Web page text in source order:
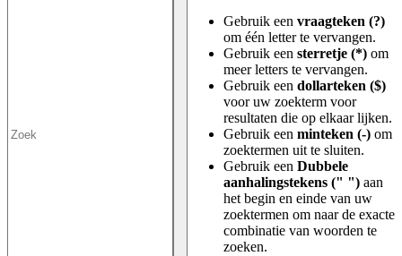
Gebruik een vraagteken (?)
om één letter te vervangen.
Gebruik een sterretje (*) om
meer letters te vervangen.
Gebruik een dollarteken ($)
voor uw zoekterm voor
resultaten die op elkaar lijken.
Gebruik een minteken (-) om
zoektermen uit te sluiten.
Gebruik een Dubbele
aanhalingstekens (" ") aan
het begin en einde van uw
zoektermen om naar de exacte
combinatie van woorden te
zoeken.